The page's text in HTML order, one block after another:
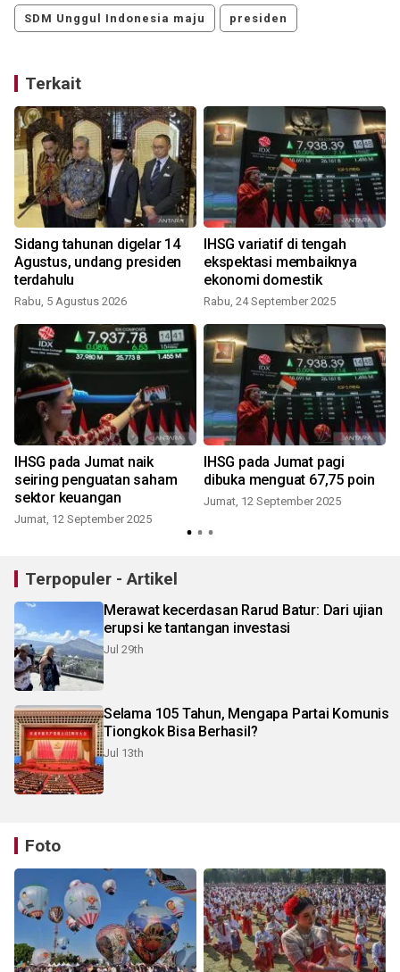
SDM Unggul Indonesia maju presiden
Terkait
Sidang tahunan digelar 14
Agustus, undang presiden
terdahulu
Rabu, 5 Agustus 2026
IHSG variatif di tengah
ekspektasi membaiknya
ekonomi domestik
Rabu, 24 September 2025
IHSG pada Jumat naik
seiring penguatan saham
sektor keuangan
Jumat, 12 September 2025
IHSG pada Jumat pagi
dibuka menguat 67,75 poin
Jumat, 12 September 2025
Terpopuler - Artikel
Merawat kecerdasan Rarud Batur: Dari ujian
erupsi ke tantangan investasi
Jul 29th
Selama 105 Tahun, Mengapa Partai Komunis
Tiongkok Bisa Berhasil?
Jul 13th
Foto